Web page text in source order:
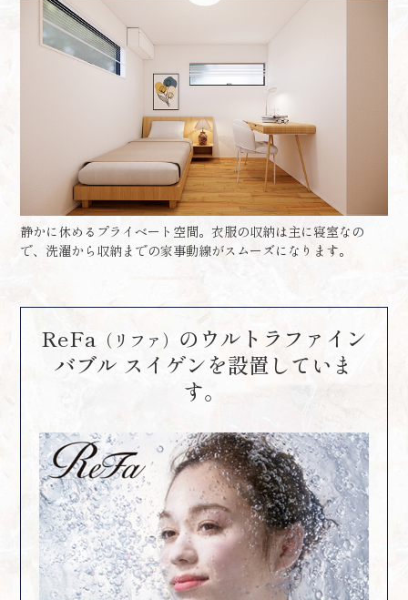
静かに休めるプライベート空間。衣服の収納は主に寝室なの
で、洗濯から収納までの家事動線がスムーズになります。
ReFa （リファ）
のウルトラファイン
バブル スイゲンを設置していま
す。